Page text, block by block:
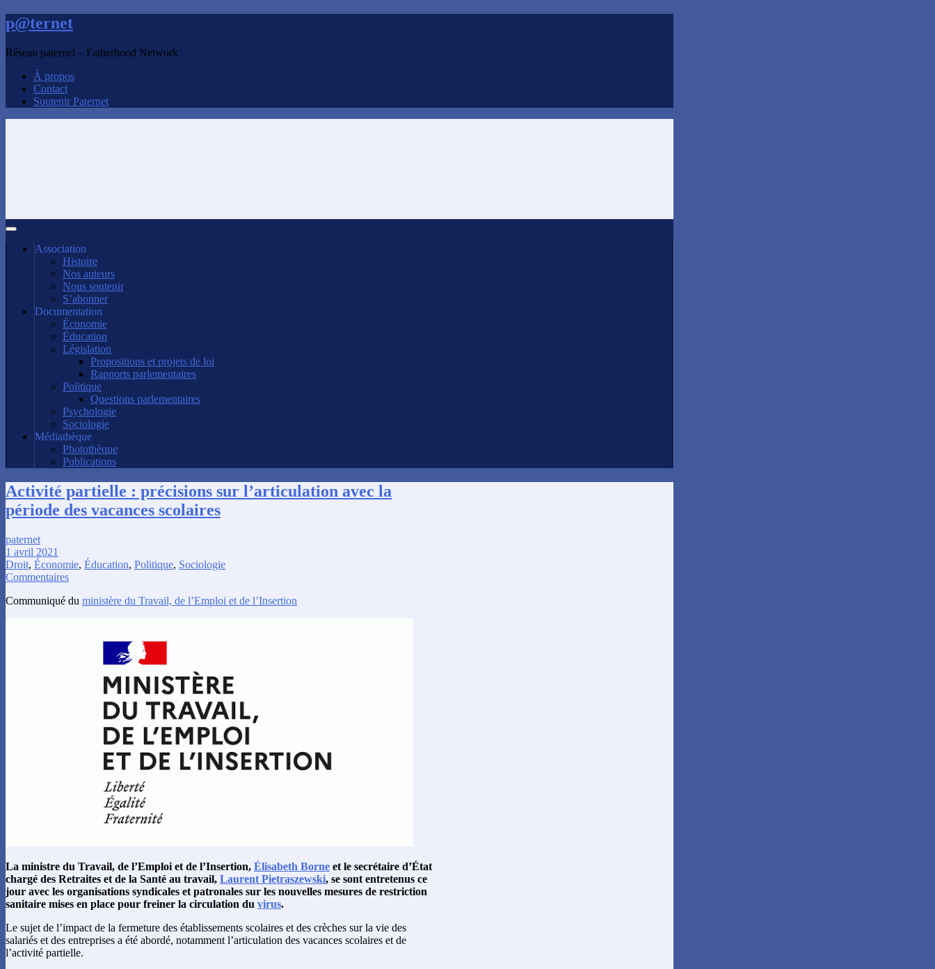
p@ternet
Réseau paternel – Fatherhood Network
À propos
Contact
Soutenir Paternet
Association
Histoire
Nos auteurs
Nous soutenir
S’abonner
Documentation
Économie
Éducation
Législation
Propositions et projets de loi
Rapports parlementaires
Politique
Questions parlementaires
Psychologie
Sociologie
Médiathèque
Photothèque
Publications
Activité partielle : précisions sur l’articulation avec la
période des vacances scolaires
paternet
1 avril 2021
Droit, Économie, Éducation, Politique, Sociologie
Commentaires
Communiqué du ministère du Travail, de l’Emploi et de l’Insertion
La ministre du Travail, de l’Emploi et de l’Insertion, Élisabeth Borne et le secrétaire d’État
chargé des Retraites et de la Santé au travail, Laurent Pietraszewski, se sont entretenus ce
jour avec les organisations syndicales et patronales sur les nouvelles mesures de restriction
sanitaire mises en place pour freiner la circulation du virus.
Le sujet de l’impact de la fermeture des établissements scolaires et des crèches sur la vie des
salariés et des entreprises a été abordé, notamment l’articulation des vacances scolaires et de
l’activité partielle.